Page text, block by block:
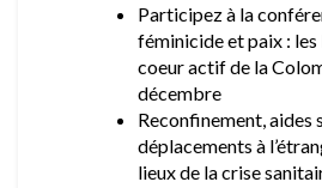
Participez à la
féminicide et paix : les
coeur actif de la
décembre
Reconfinement, aides
déplacements à
lieux de la crise